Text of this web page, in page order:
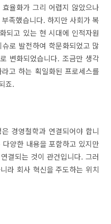
율화가 그리 어렵지 않았으나
족했습니다. 하지만 사회가 복
되고 있는 현 시대에 인적자원
로 발전하여 학문화되었고 많
변화되었습니다. 조금만 생각
고 하는 획일화된 프로세스를
죠.
경영철학과 연결되어야 합니
양한 내용을 포함하고 있지만
결되는 것이 관건입니다. 그러
라 회사 혁신을 주도하는 위치